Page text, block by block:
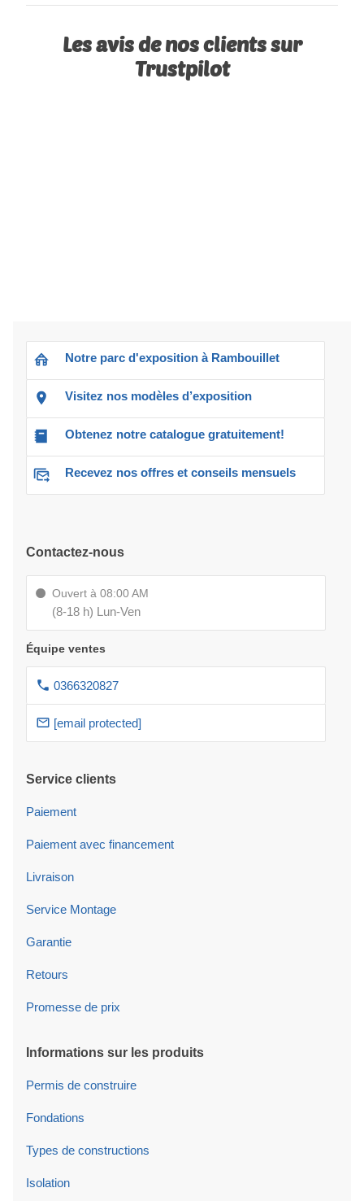
Les avis de nos clients sur
Trustpilot
Notre parc d'exposition à Rambouillet
Visitez nos modèles d’exposition
Obtenez notre catalogue gratuitement!
Recevez nos offres et conseils mensuels
Contactez-nous
Ouvert à 08:00 AM
(8-18 h) Lun-Ven
Équipe ventes
0366320827
[email protected]
Service clients
Paiement
Paiement avec financement
Livraison
Service Montage
Garantie
Retours
Promesse de prix
Informations sur les produits
Permis de construire
Fondations
Types de constructions
Isolation